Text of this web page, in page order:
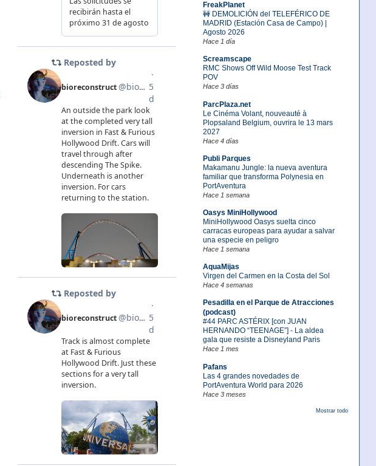
FreakPlanet
🚧 DEMOLICIÓN del TELEFÉRICO DE
MADRID (Estación Casa de Campo) |
Agosto 2026
Hace 1 día
Screamscape
RMC Shows Off Wild Moose Test Track
POV
Hace 3 días
ParcPlaza.net
Le Cinéma Volant, nouveauté à
Plopsaland Belgium, ouvrira le 13 mars
2027
Hace 4 días
Publi Parques
Makamanu Jungle: la nueva aventura
familiar que transforma Polynesia en
PortAventura
Hace 1 semana
Oasys MiniHollywood
MiniHollywood Oasys suelta cinco
carracas europeas para ayudar a salvar
una especie en peligro
Hace 1 semana
AquaMijas
Virgen del Carmen en la Costa del Sol
Hace 4 semanas
Pesadilla en el Parque de Atracciones
(podcast)
#44 PARC ASTÉRIX [con JUAN
HERNANDO “TEENAGE”] - La aldea
gala que resiste a Disneyland Paris
Hace 1 mes
Pafans
Las 4 grandes novedades de
PortAventura World para 2026
Hace 3 meses
Mostrar todo